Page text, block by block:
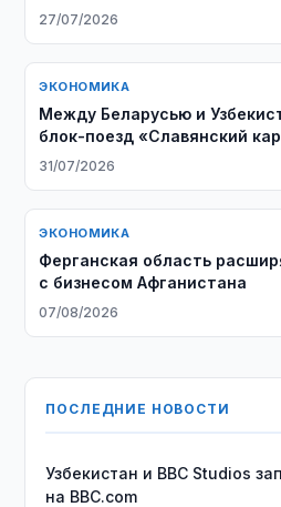
27/07/2026
ЭКОНОМИКА
Между Беларусью и
блок-поезд «Славянский
31/07/2026
ЭКОНОМИКА
Ферганская область
с бизнесом Афганистана
07/08/2026
ПОСЛЕДНИЕ НОВОСТИ
Узбекистан и BBC Studios
на BBC.com